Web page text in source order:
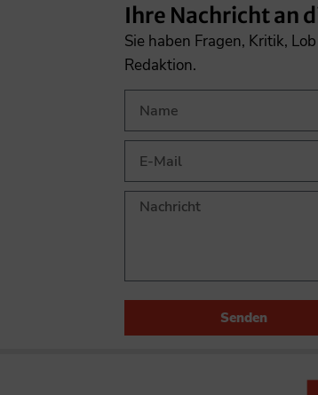
Ihre Nachricht an
Sie haben Fragen, Kritik,
Redaktion.
Senden